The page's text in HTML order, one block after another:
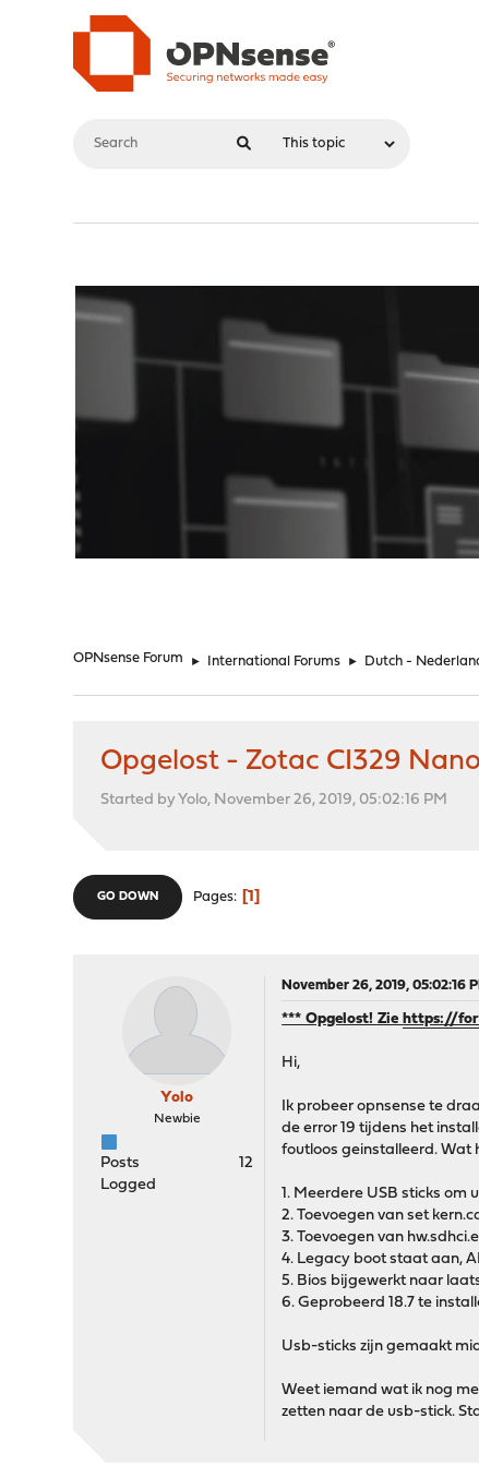
OPNsense Forum ► International Forums ► Dutch -
Opgelost - Zotac CI329
Started by Yolo, November 26, 2019, 05:02:16 PM
GO DOWN Pages 1
Yolo
Newbie
Posts
12
Logged
November 26, 2019, 05:02:16
*** Opgelost! Ziehttps://
Hi,
Ik probeer opnsense te
de error 19 tijdens het
foutloos geinstalleerd. Wat
1. Meerdere USB sticks om
2. Toevoegen van set
3. Toevoegen van
4. Legacy boot staat aan,
5. Bios bijgewerkt naar
6. Geprobeerd 18.7 te
Usb-sticks zijn gemaakt
Weet iemand wat ik nog
zetten naar de usb-stick.